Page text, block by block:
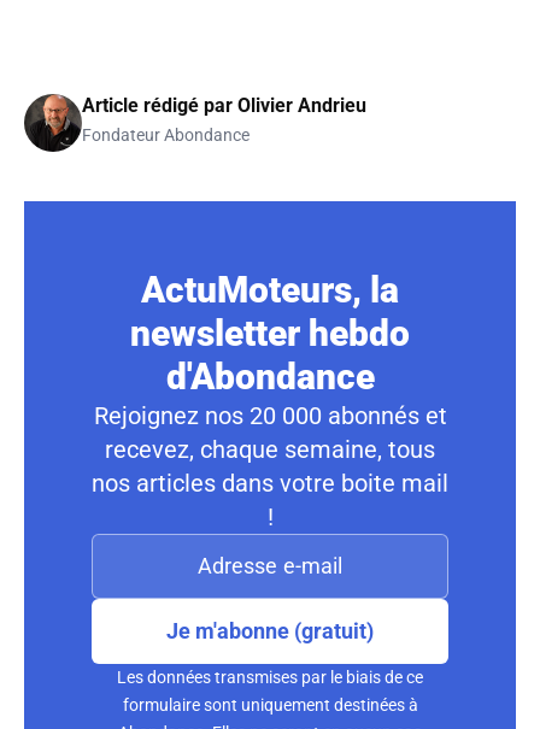
Article rédigé par Olivier Andrieu
Fondateur Abondance
ActuMoteurs, la
newsletter hebdo
d'Abondance
Rejoignez nos 20 000 abonnés et
recevez, chaque semaine, tous
nos articles dans votre boite mail
!
Je m'abonne (gratuit)
Les données transmises par le biais de ce
formulaire sont uniquement destinées à